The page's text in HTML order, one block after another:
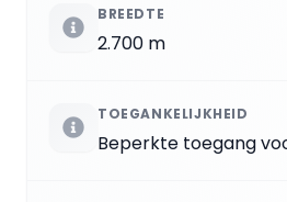
BREEDTE
2.700 m
TOEGANKELIJKHEID
Beperkte toegang